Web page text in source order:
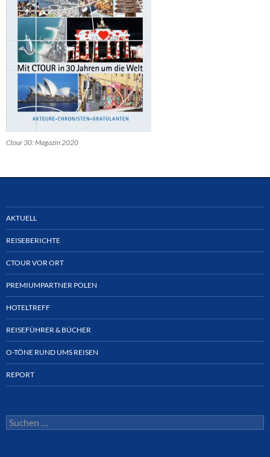
Ctour 30: Magazin 2020
AKTUELL
REISEBERICHTE
CTOUR VOR ORT
PREMIUMPARTNER POLEN
HOTELTREFF
REISEFÜHRER & BÜCHER
O-TÖNE RUND UMS REISEN
REPORT
Suchen
nach: